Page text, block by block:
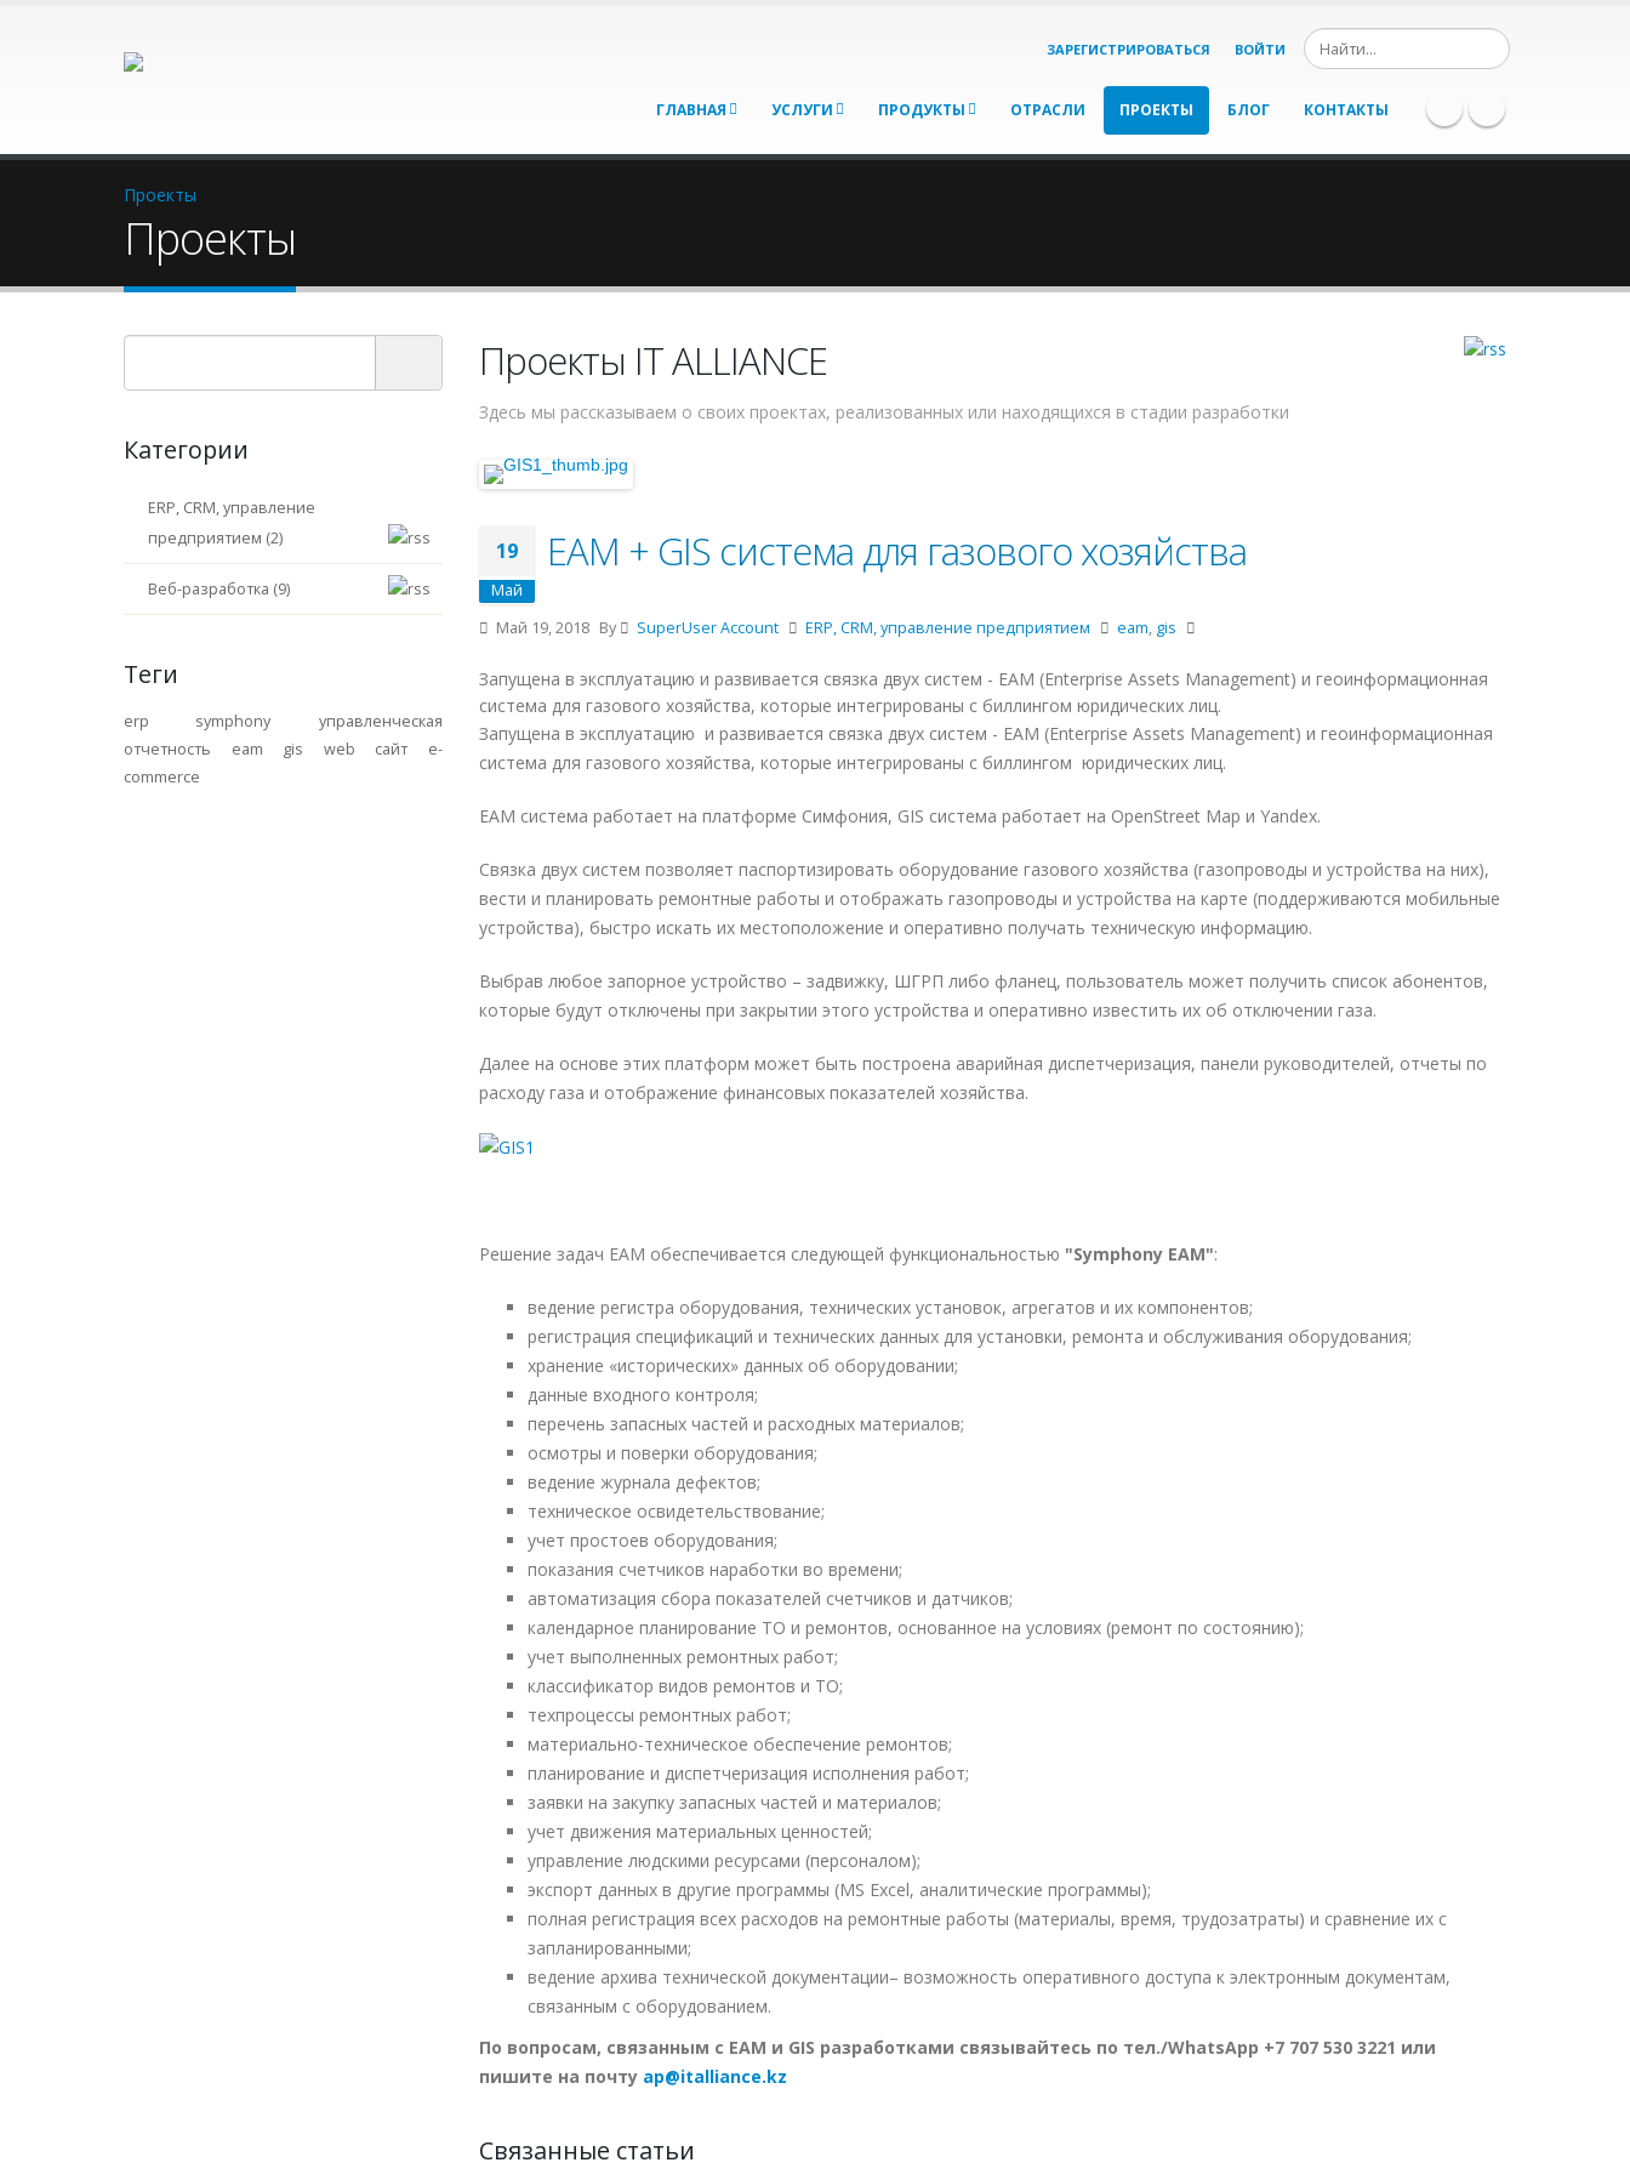
ЗАРЕГИСТРИРОВАТЬСЯ ВОЙТИ
ГЛАВНАЯ УСЛУГИ ПРОДУКТЫ ОТРАСЛИ ПРОЕКТЫ БЛОГ КОНТАКТЫ
Проекты
Проекты
Категории
ERP, CRM, управление
предприятием (2)
Веб-разработка (9)
Теги
erp symphony
управленческая
отчетность
eam gis web сайт
e-
commerce
Проекты IT ALLIANCE
Здесь мы рассказываем о своих проектах, реализованных или находящихся в стадии разработки
19
Май
EAM + GIS система для газового хозяйства
Май 19, 2018 By SuperUser Account ERP, CRM, управление предприятием eam, gis
Запущена в эксплуатацию и развивается связка двух систем - EAM (Enterprise Assets Management) и геоинформационная
система для газового хозяйства, которые интегрированы с биллингом юридических лиц.
Запущена в эксплуатацию и развивается связка двух систем - EAM (Enterprise Assets Management) и геоинформационная
система для газового хозяйства, которые интегрированы с биллингом юридических лиц.
EAM система работает на платформе Симфония, GIS система работает на OpenStreet Map и Yandex.
Связка двух систем позволяет паспортизировать оборудование газового хозяйства (газопроводы и устройства на них),
вести и планировать ремонтные работы и отображать газопроводы и устройства на карте (поддерживаются мобильные
устройства), быстро искать их местоположение и оперативно получать техническую информацию.
Выбрав любое запорное устройство – задвижку, ШГРП либо фланец, пользователь может получить список абонентов,
которые будут отключены при закрытии этого устройства и оперативно известить их об отключении газа.
Далее на основе этих платформ может быть построена аварийная диспетчеризация, панели руководителей, отчеты по
расходу газа и отображение финансовых показателей хозяйства.
Решение задач EAM обеспечивается следующей функциональностью "Symphony EAM":
ведение регистра оборудования, технических установок, агрегатов и их компонентов;
регистрация спецификаций и технических данных для установки, ремонта и обслуживания оборудования;
хранение «исторических» данных об оборудовании;
данные входного контроля;
перечень запасных частей и расходных материалов;
осмотры и поверки оборудования;
ведение журнала дефектов;
техническое освидетельствование;
учет простоев оборудования;
показания счетчиков наработки во времени;
автоматизация сбора показателей счетчиков и датчиков;
календарное планирование ТО и ремонтов, основанное на условиях (ремонт по состоянию);
учет выполненных ремонтных работ;
классификатор видов ремонтов и ТО;
техпроцессы ремонтных работ;
материально-техническое обеспечение ремонтов;
планирование и диспетчеризация исполнения работ;
заявки на закупку запасных частей и материалов;
учет движения материальных ценностей;
управление людскими ресурсами (персоналом);
экспорт данных в другие программы (MS Excel, аналитические программы);
полная регистрация всех расходов на ремонтные работы (материалы, время, трудозатраты) и сравнение их с
запланированными;
ведение архива технической документации– возможность оперативного доступа к электронным документам,
связанным с оборудованием.
По вопросам, связанным с EAM и GIS разработками связывайтесь по тел./WhatsApp +7 707 530 3221 или
пишите на почту ap@italliance.kz
Связанные статьи